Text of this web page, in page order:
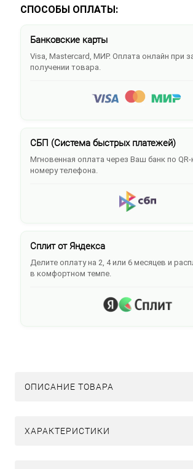
СПОСОБЫ ОПЛАТЫ:
Банковские карты
Visa, Mastercard, МИР. Оплата онлайн при
получении товара.
СБП (Система быстрых платежей)
Мгновенная оплата через Ваш банк по QR-
номеру телефона.
Сплит от Яндекса
Делите оплату на 2, 4 или 6 месяцев и
в комфортном темпе.
ОПИСАНИЕ ТОВАРА
ХАРАКТЕРИСТИКИ